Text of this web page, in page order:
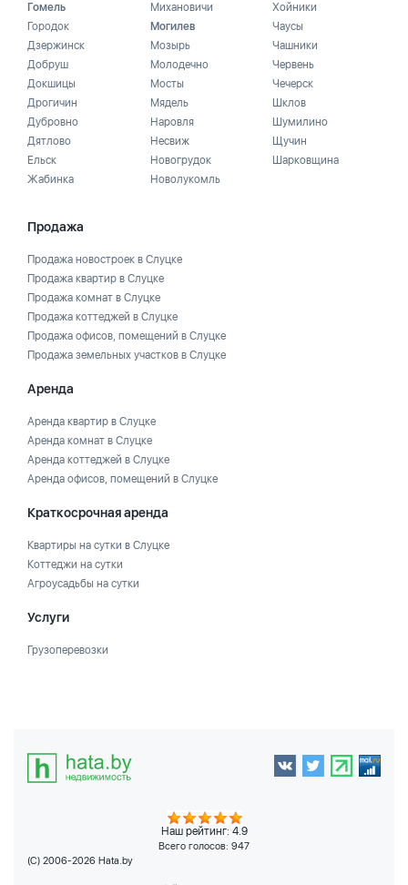
Гомель
Городок
Дзержинск
Добруш
Докшицы
Дрогичин
Дубровно
Дятлово
Ельск
Жабинка
Михановичи
Могилев
Мозырь
Молодечно
Мосты
Мядель
Наровля
Несвиж
Новогрудок
Новолукомль
Хойники
Чаусы
Чашники
Червень
Чечерск
Шклов
Шумилино
Щучин
Шарковщина
Продажа
Продажа новостроек в Слуцке
Продажа квартир в Слуцке
Продажа комнат в Слуцке
Продажа коттеджей в Слуцке
Продажа офисов, помещений в Слуцке
Продажа земельных участков в Слуцке
Аренда
Аренда квартир в Слуцке
Аренда комнат в Слуцке
Аренда коттеджей в Слуцке
Аренда офисов, помещений в Слуцке
Краткосрочная аренда
Квартиры на сутки в Слуцке
Коттеджи на сутки
Агроусадьбы на сутки
Услуги
Грузоперевозки
Наш рейтинг: 4.9
Всего голосов: 947
(C) 2006-2026 Hata.by